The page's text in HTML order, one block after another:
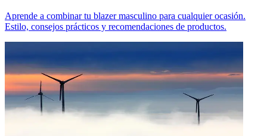
Aprende a combinar tu blazer masculino para cualquier ocasión.
Estilo, consejos prácticos y recomendaciones de productos.